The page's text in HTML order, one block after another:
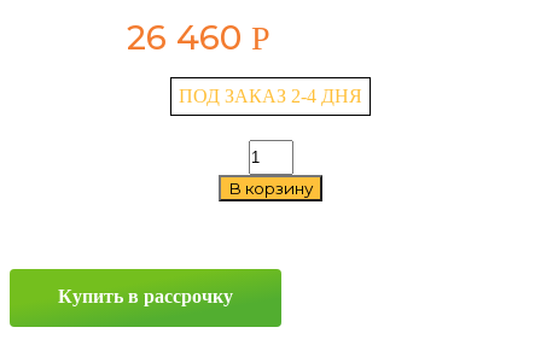
26 460 Р
ПОД ЗАКАЗ 2-4 ДНЯ
Количество
товара
Алтайшина
В корзину
Купить в рассрочку